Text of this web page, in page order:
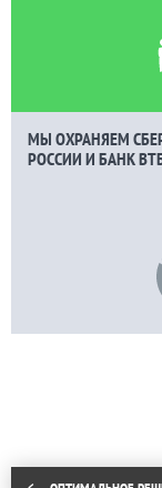
МЫ ОХРАНЯЕМ
РОССИИ И БАНК